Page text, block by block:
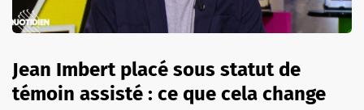
Jean Imbert placé sous statut de
témoin assisté : ce que cela change